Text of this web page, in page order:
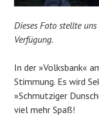
Dieses Foto stellte
Verfügung.
In der »Volksbank«
Stimmung. Es wird
»Schmutziger
viel mehr Spaß!